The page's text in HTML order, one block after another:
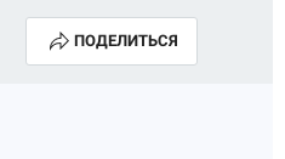
ПОДЕЛИТЬСЯ